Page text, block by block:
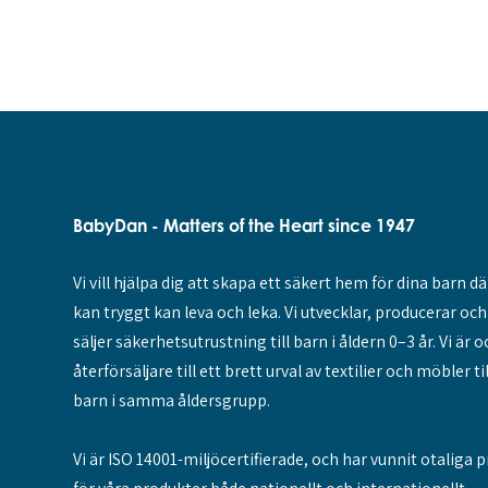
BabyDan - Matters of the Heart since 1947
Vi vill hjälpa dig att skapa ett säkert hem för dina barn
kan tryggt kan leva och leka. Vi utvecklar, producerar och
säljer säkerhetsutrustning till barn i åldern 0–3 år. Vi är
återförsäljare till ett brett urval av textilier och möbler
barn i samma åldersgrupp.
Vi är ISO 14001-miljöcertifierade, och har vunnit otaliga